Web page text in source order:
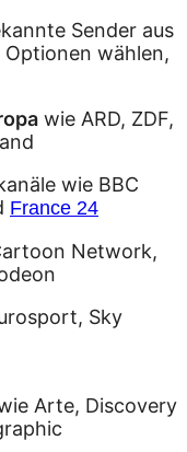
Sender aus
Optionen wählen,
wie ARD, ZDF,
wie BBC
France 24
Network,
Sky
Arte, Discovery